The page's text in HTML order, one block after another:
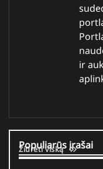
ir
Populiarūs įrašai
Žiūrėti viską